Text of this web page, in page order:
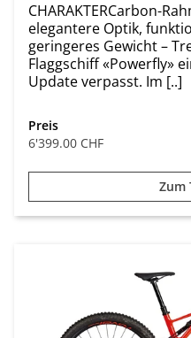
CHARAKTERCarbon-
elegantere Optik,
geringeres Gewicht –
Flaggschiff «­Powerfly»
Update verpasst. Im [..]
Preis
6'399.00 CHF
Zum